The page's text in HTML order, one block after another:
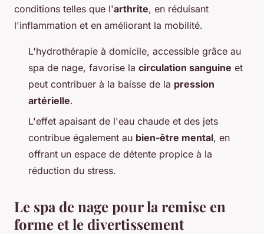
conditions telles que l'arthrite, en réduisant
l'inflammation et en améliorant la mobilité.
L'hydrothérapie à domicile, accessible grâce au
spa de nage, favorise la circulation sanguine et
peut contribuer à la baisse de la pression
artérielle.
L'effet apaisant de l'eau chaude et des jets
contribue également au bien-être mental, en
offrant un espace de détente propice à la
réduction du stress.
Le spa de nage pour la remise en
forme et le divertissement